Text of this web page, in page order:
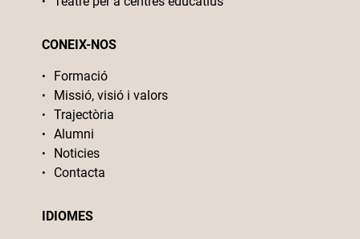
CONEIX-NOS
Formació
Missió, visió i valors
Trajectòria
Alumni
Noticies
Contacta
IDIOMES